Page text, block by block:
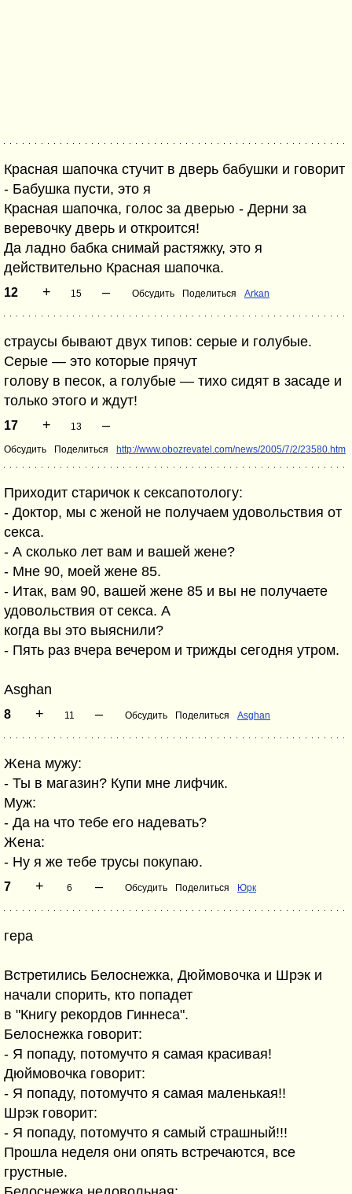
Красная шапочка стучит в дверь бабушки и говорит
- Бабушка пусти, это я
Красная шапочка, голос за дверью - Дерни за
веревочку дверь и откроится!
Да ладно бабка снимай растяжку, это я
действительно Красная шапочка.
12 + 15 – Обсудить Поделиться Arkan
страусы бывают двух типов: серые и голубые.
Серые — это которые прячут
голову в песок, а голубые — тихо сидят в засаде и
только этого и ждут!
17 + 13 –
Обсудить Поделиться http://www.obozrevatel.com/news/2005/7/2/23580.htm
Приходит старичок к сексапотологу:
- Доктор, мы с женой не получаем удовольствия от
секса.
- А сколько лет вам и вашей жене?
- Мне 90, моей жене 85.
- Итак, вам 90, вашей жене 85 и вы не получаете
удовольствия от секса. А
когда вы это выяснили?
- Пять раз вчера вечером и трижды сегодня утром.
Asghan
8 + 11 – Обсудить Поделиться Asghan
Жена мужу:
- Ты в магазин? Купи мне лифчик.
Муж:
- Да на что тебе его надевать?
Жена:
- Ну я же тебе трусы покупаю.
7 + 6 – Обсудить Поделиться Юрк
гера
Встретились Белоснежка, Дюймовочка и Шрэк и
начали спорить, кто попадет
в "Книгу рекордов Гиннеса".
Белоснежка говорит:
- Я попаду, потомучто я самая красивая!
Дюймовочка говорит:
- Я попаду, потомучто я самая маленькая!!
Шрэк говорит:
- Я попаду, потомучто я самый страшный!!!
Прошла неделя они опять встречаются, все
грустные.